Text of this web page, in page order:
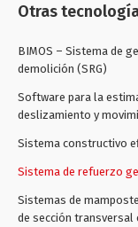
Otras
BIMOS – Sistema de
demolición (SRG)
Software para la
deslizamiento y
Sistema constructivo
Sistema de refuerzo
Sistemas de
de sección transversal